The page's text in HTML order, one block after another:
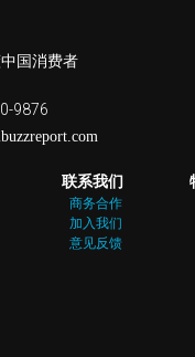
国消费者
9876
联系我们
商务合作
加入我们
伴 意见反馈